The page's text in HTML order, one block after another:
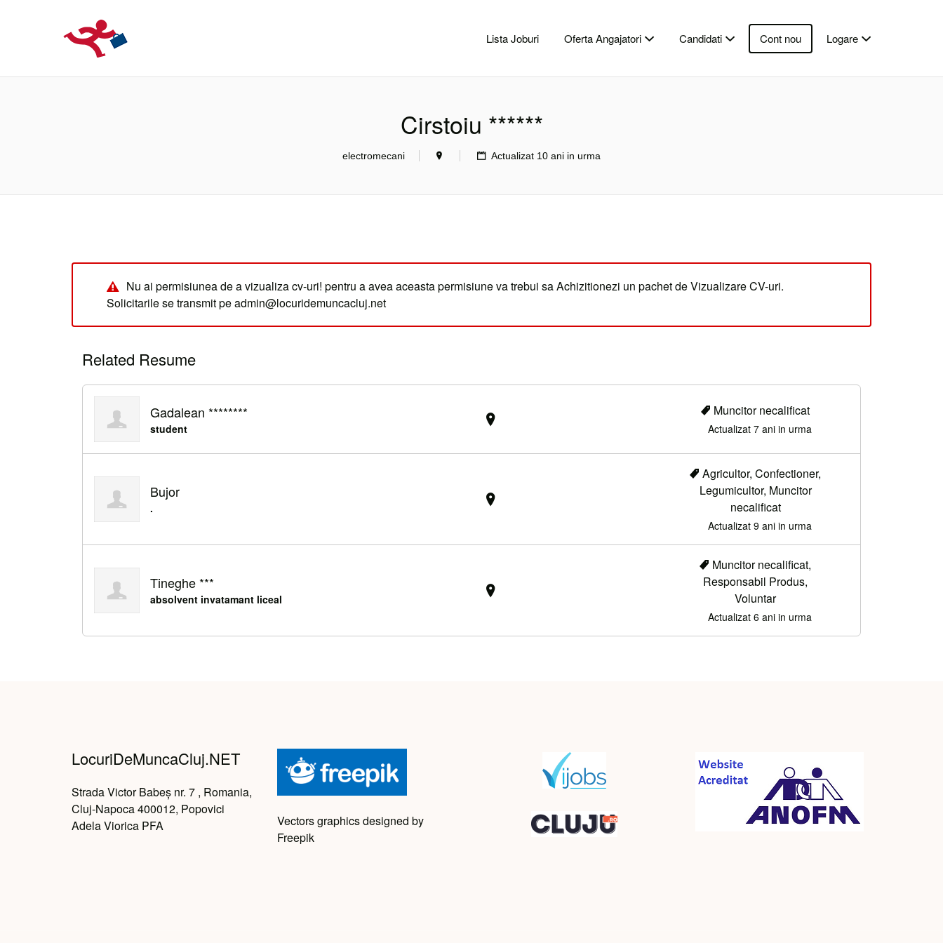
Lista Joburi Oferta Angajatori Candidati Cont nou Logare
Cirstoiu ******
electromecani Actualizat 10 ani in urma
Nu ai permisiunea de a vizualiza cv-uri! pentru a avea aceasta permisiune va trebui sa Achizitionezi un pachet de Vizualizare CV-uri.
Solicitarile se transmit pe admin@locuridemuncacluj.net
Related Resume
Gadalean ********
student
Muncitor necalificat
Actualizat 7 ani in urma
Bujor
.
Agricultor, Confectioner,
Legumicultor, Muncitor
necalificat
Actualizat 9 ani in urma
Tineghe ***
absolvent invatamant liceal
Muncitor necalificat,
Responsabil Produs,
Voluntar
Actualizat 6 ani in urma
LocuriDeMuncaCluj.NET
Strada Victor Babeș nr. 7 , Romania,
Cluj-Napoca 400012, Popovici
Adela Viorica PFA
Vectors graphics designed by
Freepik